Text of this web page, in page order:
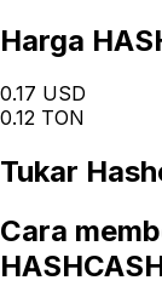
Harga
0.17 USD
0.12 TON
Tukar
Cara